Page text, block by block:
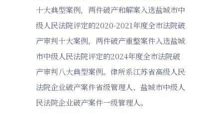
十大典型案例，两件破产和解案入选盐城市中
级人民法院评定的2020-2021年度全市法院破
产审判十大案例，两件破产重整案件入选盐城
市中级人民法院评定的2024年度全市法院破
产审判八大典型案例。律所系江苏省高级人民
法院企业破产案件省级管理人、盐城市中级人
民法院企业破产案件一级管理人。